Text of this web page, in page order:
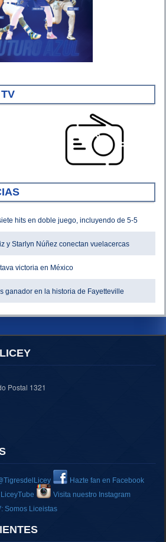
hits en doble juego, incluyendo de 5-5
y Starlyn Núñez conectan vuelacercas
victoria en México
ganador en la historia de Fayetteville
Postal 1321
Hazte fan en Facebook
Visita nuestro Instagram
Somos Liceistas